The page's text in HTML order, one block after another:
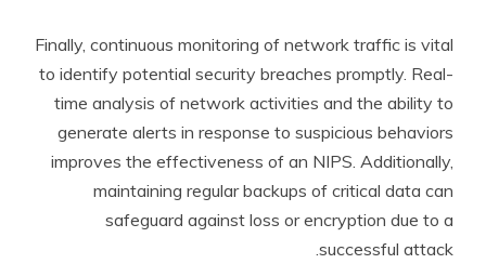
Finally, continuous monitoring of network traffic is vital
to identify potential security breaches promptly. Real-
time analysis of network activities and the ability to
generate alerts in response to suspicious behaviors
improves the effectiveness of an NIPS. Additionally,
maintaining regular backups of critical data can
safeguard against loss or encryption due to a
successful attack.